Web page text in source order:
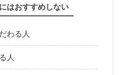
はおすすめしない
わる人
人